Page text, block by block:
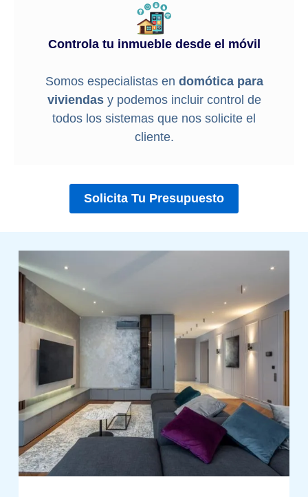
Controla tu inmueble desde el móvil
Somos especialistas en domótica para
viviendasy podemos incluir control de
todos los sistemas que nos solicite el
cliente.
Solicita Tu Presupuesto